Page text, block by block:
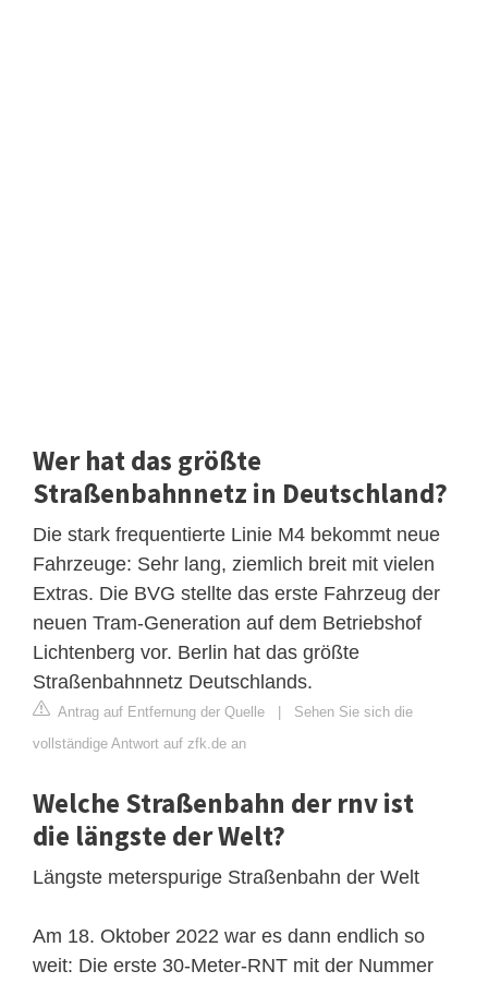
Wer hat das größte
Straßenbahnnetz in Deutschland?
Die stark frequentierte Linie M4 bekommt neue
Fahrzeuge: Sehr lang, ziemlich breit mit vielen
Extras. Die BVG stellte das erste Fahrzeug der
neuen Tram-Generation auf dem Betriebshof
Lichtenberg vor. Berlin hat das größte
Straßenbahnnetz Deutschlands.
Antrag auf Entfernung der Quelle
Sehen Sie sich die
vollständige Antwort auf zfk.de an
Welche Straßenbahn der rnv ist
die längste der Welt?
Längste meterspurige Straßenbahn der Welt
Am 18. Oktober 2022 war es dann endlich so
weit: Die erste 30-Meter-RNT mit der Nummer